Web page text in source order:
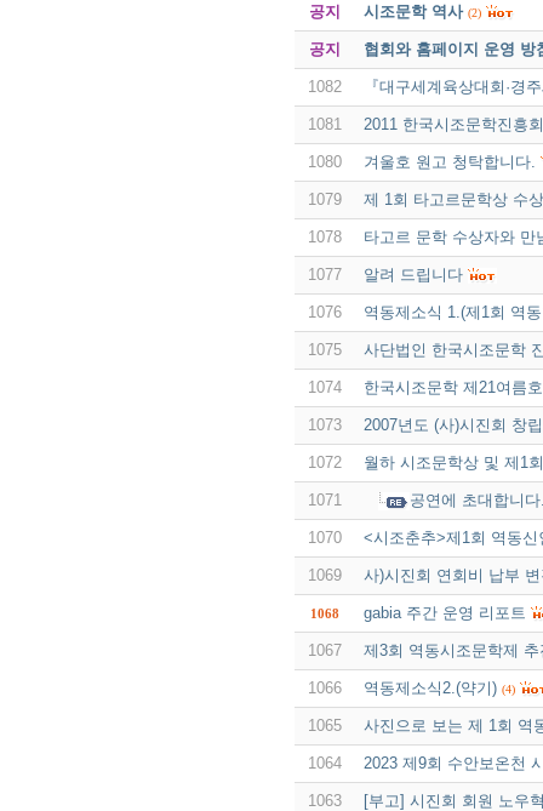
공지 시조문학 역사 (2)
공지 협회와 홈페이지 운영 방
1082 『대구세계육상대회·경
1081 2011 한국시조문학진흥
1080 겨울호 원고 청탁합니다.
1079 제 1회 타고르문학상 수
1078 타고르 문학 수상자와 만
1077 알려 드립니다
1076 역동제소식 1.(제1회 역
1075 사단법인 한국시조문학
1074 한국시조문학 제21여름
1073 2007년도 (사)시진회 창
1072 월하 시조문학상 및 제1
1071 공연에 초대합니
1070 <시조춘추>제1회 역동
1069 사)시진회 연회비 납부
1068 gabia 주간 운영 리포트
1067 제3회 역동시조문학제
1066 역동제소식2.(약기) (4)
1065 사진으로 보는 제 1회 역
1064 2023 제9회 수안보온천
1063 [부고] 시진회 회원 노우